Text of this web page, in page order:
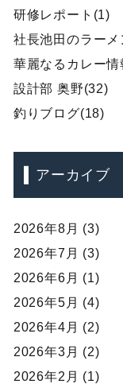
研修レポート(1)
社長池田のラー
華麗なるカレー
設計部 奥野(32)
釣りブログ(18)
アーカイブ
2026年8月 (3)
2026年7月 (3)
2026年6月 (1)
2026年5月 (4)
2026年4月 (2)
2026年3月 (2)
2026年2月 (1)